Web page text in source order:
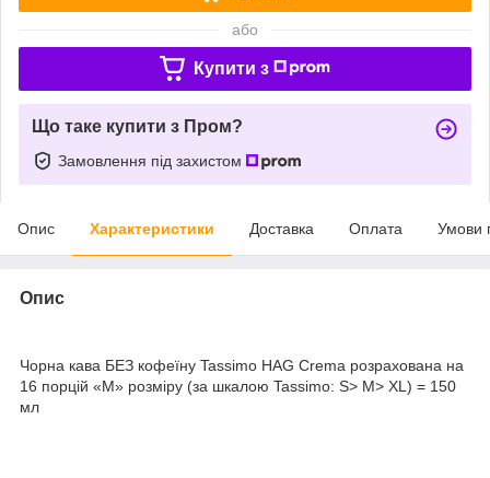
або
Купити з
Що таке купити з Пром?
Замовлення під захистом
Опис Характеристики Доставка Оплата Умови
Опис
Чорна кава БЕЗ кофеїну Tassimo HAG Crema розрахована на
16 порцій «M» розміру (за шкалою Tassimo: S> M> XL) = 150
мл